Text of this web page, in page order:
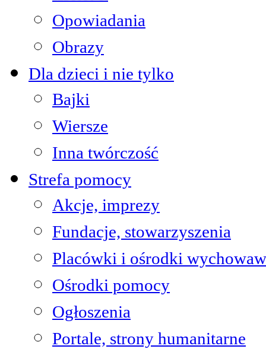
Opowiadania
Obrazy
Dla dzieci i nie tylko
Bajki
Wiersze
Inna twórczość
Strefa pomocy
Akcje, imprezy
Fundacje, stowarzyszenia
Placówki i ośrodki
Ośrodki pomocy
Ogłoszenia
Portale, strony humanitarne